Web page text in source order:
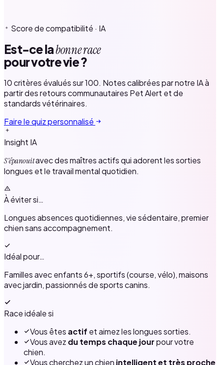
Score de compatibilité · IA
Est-ce labonne race
pour votre vie ?
10 critères évalués sur 100. Notes calibrées par notre IA à
partir des retours communautaires Pet Alert et de
standards vétérinaires.
Faire le quiz personnalisé
Insight IA
S'épanouitavec des maîtres actifs qui adorent les sorties
longues et le travail mental quotidien.
À éviter si…
Longues absences quotidiennes, vie sédentaire, premier
chien sans accompagnement.
Idéal pour…
Familles avec enfants 6+, sportifs (course, vélo), maisons
avec jardin, passionnés de sports canins.
Race idéale si
Vous êtes actif et aimez les longues sorties.
Vous avez du temps chaque jourpour votre
chien.
Vous cherchez un chien intelligent et très proche